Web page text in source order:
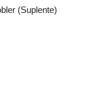
(Suplente)